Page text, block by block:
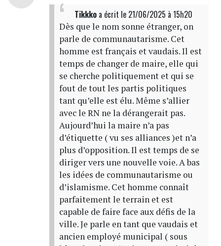
Tikkkoa écrit le 21/06/2025 à 15h20
Dès que le nom sonne étranger, on
parle de communautarisme. Cet
homme est français et vaudais. Il est
temps de changer de maire, elle qui
se cherche politiquement et qui se
fout de tout les partis politiques
tant qu’elle est élu. Même s’allier
avec le RN ne la dérangerait pas.
Aujourd’hui la maire n’a pas
d’étiquette ( vu ses alliances )et n’a
plus d’opposition. Il est temps de se
diriger vers une nouvelle voie. A bas
les idées de communautarisme ou
d’islamisme. Cet homme connaît
parfaitement le terrain et est
capable de faire face aux défis de la
ville. Je parle en tant que vaudais et
ancien employé municipal ( sous